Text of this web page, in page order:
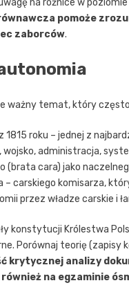
pomoże
zaborców.
ważny temat, który
roku – jednej z
wojsko, administracja,
(brata cara) jako
– carskiego komisarza,
przez władze carskie i
konstytucji Królestwa
Porównaj teorię
krytycznej analizy
na egzaminie